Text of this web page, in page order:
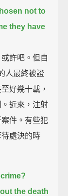
not to
they have
許吧。但自
人最終被證
好幾十載，
近來，注射
件。有些犯
處決的時
the death